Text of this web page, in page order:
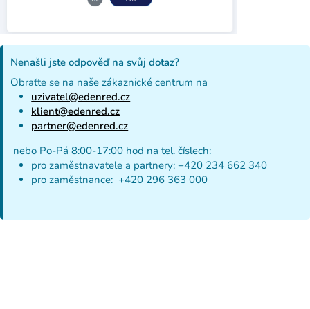
Nenašli jste odpověď na svůj dotaz?
Obraťte se na naše zákaznické centrum na
uzivatel@edenred.cz
klient@edenred.cz
partner@edenred.cz
nebo Po-Pá 8:00-17:00 hod na tel. číslech:
pro zaměstnavatele a partnery: +420 234 662 340
pro zaměstnance: +420 296 363 000